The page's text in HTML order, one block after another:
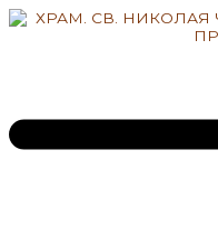
Перейти